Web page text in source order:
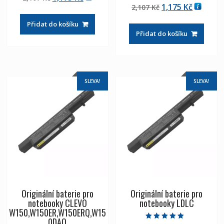
z 5
byla:
2,107 Kč
je:
1,175 Kč
Přidat do košíku
5.00
z 5
2,107Kč Původní
byla:
2,107 Kč
1,175 Kč
je:
1,175 Kč
Přidat do košíku
SLEVA!
Originální baterie pro
notebooky CLEVO
W150,W150ER,W150ERQ,W15
SLEVA!
Originální baterie pro
notebooky LDLC